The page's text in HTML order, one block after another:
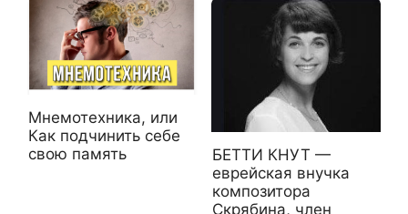
Мнемотехника, или
Как подчинить себе
свою память
БЕТТИ КНУТ —
еврейская внучка
композитора
Скрябина, член